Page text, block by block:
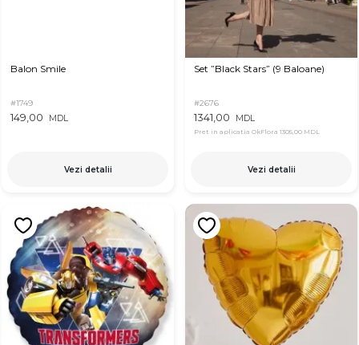
Balon Smile
#1749
149,00 MDL
Vezi detalii
Set ”Black Stars” (9 Baloane)
#2676
1341,00 MDL
Pret in aplicatia OkFlora 1305,00 MDL
Vezi detalii